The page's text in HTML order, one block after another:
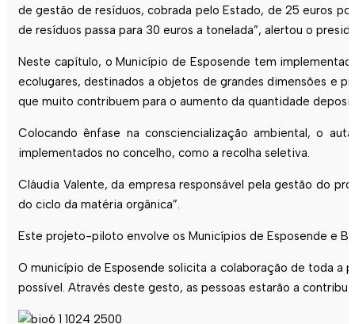
de gestão de resíduos, cobrada pelo Estado, de 25 euros
de resíduos passa para 30 euros a tonelada”, alertou o
Neste capítulo, o Município de Esposende tem
ecolugares, destinados a objetos de grandes dimensões e
que muito contribuem para o aumento da quantidade
Colocando ênfase na consciencialização ambiental, o
implementados no concelho, como a recolha seletiva.
Cláudia Valente, da empresa responsável pela gestão do
do ciclo da matéria orgânica”.
Este projeto-piloto envolve os Municípios de Esposende e
O município deEsposende solicita a colaboração de toda a
possível. Através deste gesto, as pessoas estarão a